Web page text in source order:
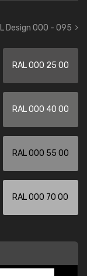
Design 000 - 095
RAL 000 25 00
RAL 000 40 00
RAL 000 55 00
RAL 000 70 00